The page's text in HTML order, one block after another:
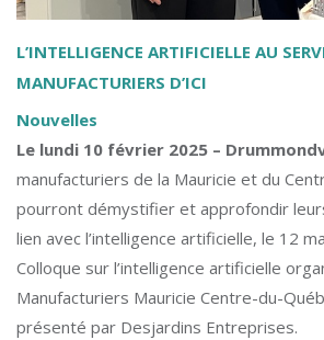
L’INTELLIGENCE ARTIFICIELLE AU
MANUFACTURIERS D’ICI
Nouvelles
Le lundi 10 février 2025 –
manufacturiers de la Mauricie et du
pourront démystifier et approfondir
lien avec l’intelligence artificielle, le 12
Colloque sur l’intelligence artificielle
Manufacturiers Mauricie Centre-du-
présenté par Desjardins Entreprises.